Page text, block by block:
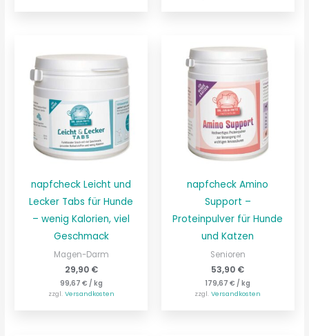
napfcheck Leicht und
Lecker Tabs für Hunde
– wenig Kalorien, viel
Geschmack
Magen-Darm
29,90 €
99,67 € / kg
zzgl. Versandkosten
napfcheck Amino
Support –
Proteinpulver für Hunde
und Katzen
Senioren
53,90 €
179,67€ /kg
zzgl.Versandkosten